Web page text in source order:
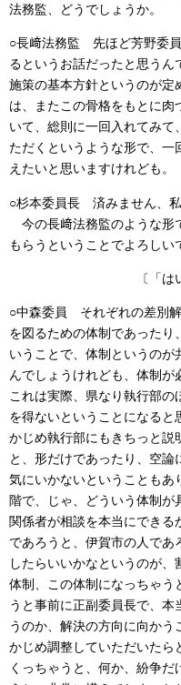
法務監、どうでしょうか。
○長﨑法務監 先ほど芳野委
るというお話だったと思うん
施策の基本方針というのが定
は、またこの骨格をもとに肉
いて、総則に一回入れてみ
ただくというような形で、
えたいと思いますけれども。
○杉本委員長 済みません、私
今の長﨑法務監のような形
もらうということでよろしい
〔「はい」の
○中森委員
それぞれの差別
を図るための体制であったり
いうことで、体制というのが
んでしょうけれども、体制が
これは実際、県なり執行部の
を得ないということになると
かじめ執行部にもきちっと説
と、形だけであったり、空
気にいかないということもあ
階で、じゃ、どういう体制
関係者が相談を本当にできる
であろうと、伊賀市の人であ
したらいいかなというのが
体制、この体制になっちゃう
うと事前に正副委員長で、
うのか、解決の方向に向かう
かじめ調整していただいたら
くっちゃうと、何か、紛争